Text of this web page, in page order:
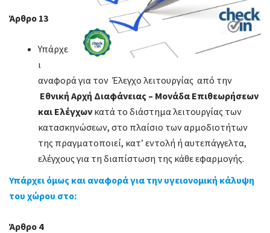
Άρθρο 13
Υπάρχε
ι
αναφορά για τον Έλεγχο λειτουργίας από την
Εθνική Αρχή Διαφάνειας – Μονάδα Επιθεωρήσεων
και Ελέγχων κατά το διάστημα λειτουργίας των
κατασκηνώσεων, στο πλαίσιο των αρμοδιοτήτων
της πραγματοποιεί, κατ’ εντολή ή αυτεπάγγελτα,
ελέγχους για τη διαπίστωση της κάθε εφαρμογής.
Υπάρχει όμως και αναφορά για την υγειονομική κάλυψη
του χώρου στο:
Άρθρο 4